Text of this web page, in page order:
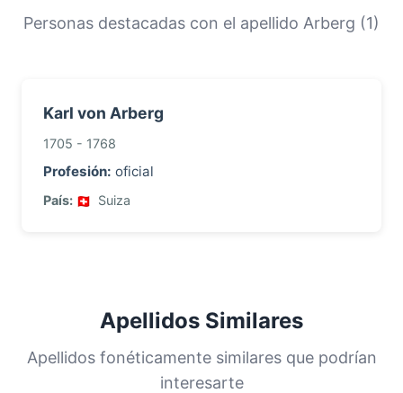
orígenes y la historia migratoria de las familias
Personas destacadas con el apellido Arberg (1)
Karl von Arberg
1705 - 1768
Profesión: oficial
País: Suiza
Apellidos Similares
Apellidos fonéticamente similares que podrían
interesarte